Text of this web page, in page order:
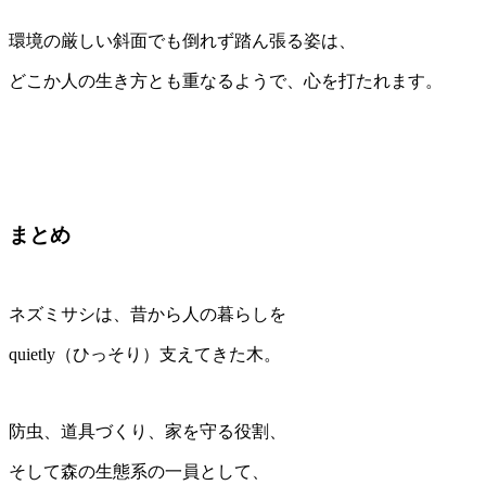
環境の厳しい斜面でも倒れず踏ん張る姿は、
どこか人の生き方とも重なるようで、心を打たれます。
まとめ
ネズミサシは、昔から人の暮らしを
quietly（ひっそり）支えてきた木。
防虫、道具づくり、家を守る役割、
そして森の生態系の一員として、